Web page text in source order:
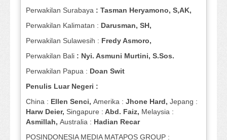
Perwakilan Surabaya : Tasman Heryamono, S,AK,
Perwakilan Kalimatan : Darusman, SH,
Perwakilan Sulawesih : Fredy Asmoro,
Perwakilan Bali : Nyi. Asmuni Murtini, S.Sos.
Perwakilan Papua : Doan Swit
Penulis Luar Negeri :
China : Ellen Senci, Amerika : Jhone Hard, Jepang :
Harw Deier, Singapure : Abd. Faiz, Melaysia :
Asmillah, Australia : Hadian Recar
POSINDONESIA MEDIA MATAPOS GROUP :